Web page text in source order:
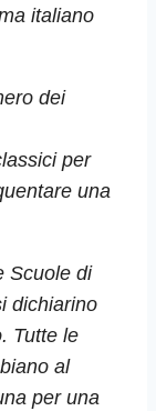
italiano
dei
per
una
Scuole di
dichiarino
Tutte le
al
per una